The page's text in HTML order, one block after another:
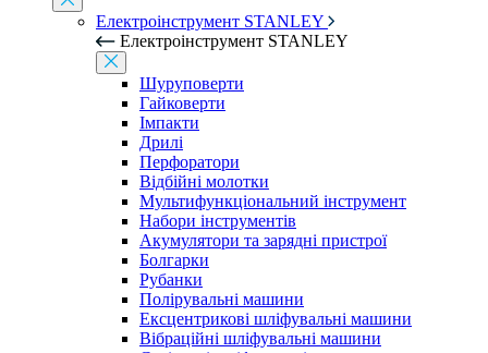
Електроінструмент STANLEY
Електроінструмент STANLEY
Шуруповерти
Гайковерти
Імпакти
Дрилі
Перфоратори
Відбійні молотки
Мультифункціональний інструмент
Набори інструментів
Акумулятори та зарядні пристрої
Болгарки
Рубанки
Полірувальні машини
Ексцентрикові шліфувальні машини
Вібраційні шліфувальні машини